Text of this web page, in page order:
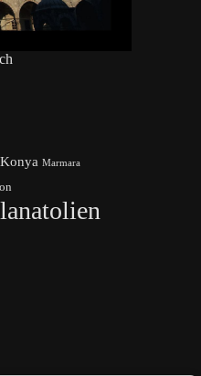
Konya Marmara